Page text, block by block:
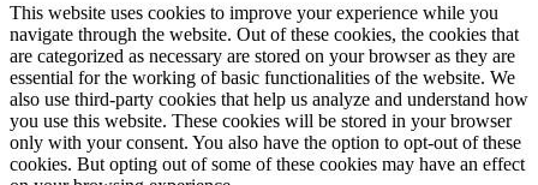
This website uses cookies to improve your experience while you
navigate through the website. Out of these cookies, the cookies that
are categorized as necessary are stored on your browser as they are
essential for the working of basic functionalities of the website. We
also use third-party cookies that help us analyze and understand how
you use this website. These cookies will be stored in your browser
only with your consent. You also have the option to opt-out of these
cookies. But opting out of some of these cookies may have an effect